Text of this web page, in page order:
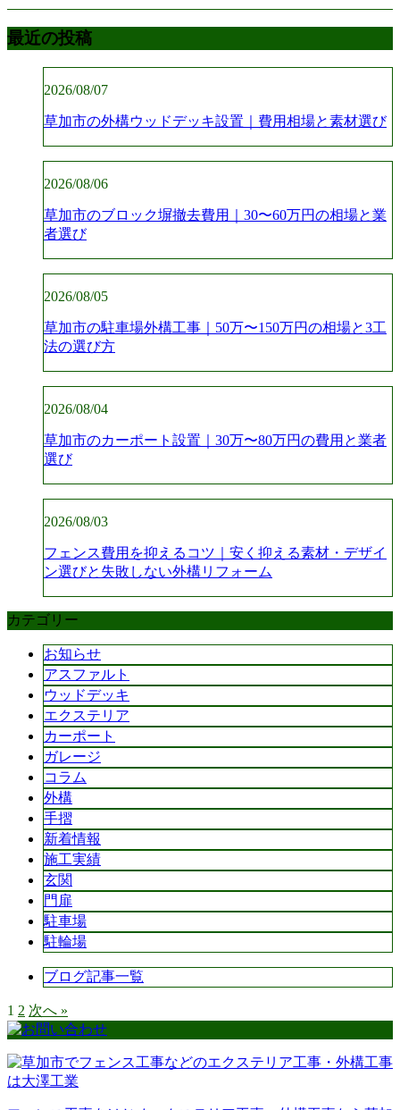
最近の投稿
2026/08/07
草加市の外構ウッドデッキ設置｜費用相場と素材選び
2026/08/06
草加市のブロック塀撤去費用｜30〜60万円の相場と業
者選び
2026/08/05
草加市の駐車場外構工事｜50万〜150万円の相場と3工
法の選び方
2026/08/04
草加市のカーポート設置｜30万〜80万円の費用と業者
選び
2026/08/03
フェンス費用を抑えるコツ｜安く抑える素材・デザイ
ン選びと失敗しない外構リフォーム
カテゴリー
お知らせ
アスファルト
ウッドデッキ
エクステリア
カーポート
ガレージ
コラム
外構
手摺
新着情報
施工実績
玄関
門扉
駐車場
駐輪場
ブログ記事一覧
1 2 次へ »